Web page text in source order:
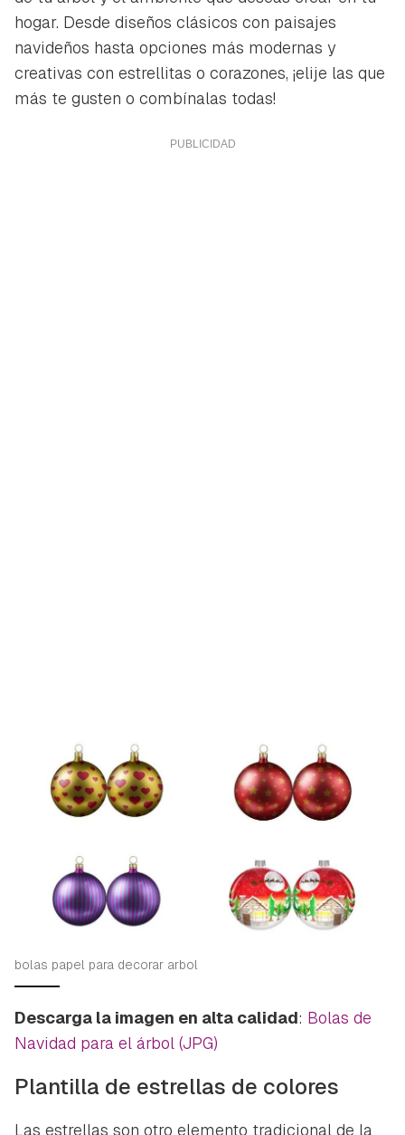
hogar. Desde diseños clásicos con paisajes
navideños hasta opciones más modernas y
creativas con estrellitas o corazones, ¡elije las que
más te gusten o combínalas todas!
bolas papel para decorar arbol
Descarga la imagen en alta calidad: Bolas de
Navidad para el árbol (JPG)
Plantilla de estrellas de colores
Las estrellas son otro elemento tradicional de la